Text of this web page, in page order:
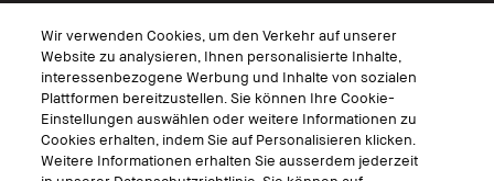
Folgen
Wir verwenden Cookies, um den Verkehr auf unserer
Website zu analysieren, Ihnen personalisierte Inhalte,
interessenbezogene Werbung und Inhalte von sozialen
Plattformen bereitzustellen. Sie können Ihre Cookie-
Einstellungen auswählen oder weitere Informationen zu
Cookies erhalten, indem Sie auf Personalisieren klicken.
Weitere Informationen erhalten Sie ausserdem jederzeit